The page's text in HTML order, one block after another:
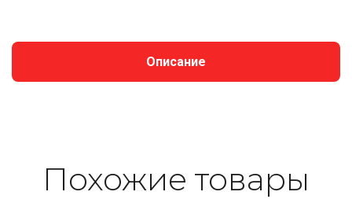
Описание
Похожие то­ва­ры